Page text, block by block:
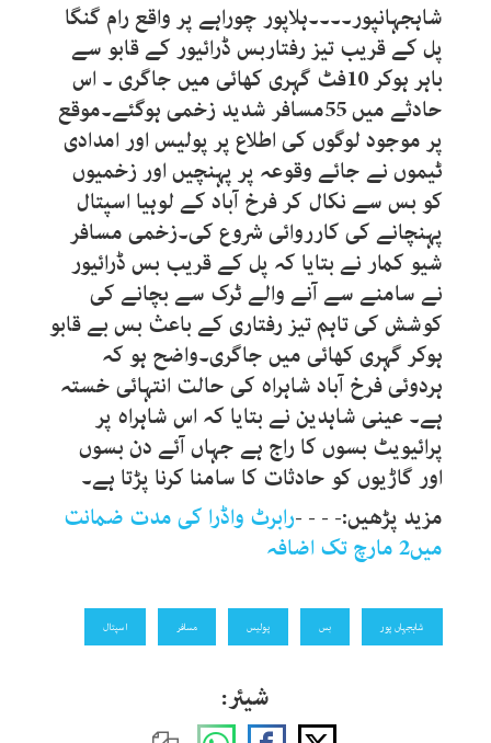
شاہجہانپور۔۔۔۔ہلاپور چوراہے پر واقع رام گنگا
پل کے قریب تیز رفتاربس ڈرائیور کے قابو سے
باہر ہوکر 10فٹ گہری کھائی میں جاگری ۔ اس
حادثے میں 55مسافر شدید زخمی ہوگئے۔موقع
پر موجود لوگوں کی اطلاع پر پولیس اور امدادی
ٹیموں نے جائے وقوعہ پر پہنچیں اور زخمیوں
کو بس سے نکال کر فرخ آباد کے لوہیا اسپتال
پہنچانے کی کارروائی شروع کی۔زخمی مسافر
شیو کمار نے بتایا کہ پل کے قریب بس ڈرائیور
نے سامنے سے آنے والے ٹرک سے بچانے کی
کوشش کی تاہم تیز رفتاری کے باعث بس بے قابو
ہوکر گہری کھائی میں جاگری۔واضح ہو کہ
ہردوئی فرخ آباد شاہراہ کی حالت انتہائی خستہ
ہے۔ عینی شاہدین نے بتایا کہ اس شاہراہ پر
پرائیویٹ بسوں کا راج ہے جہاں آئے دن بسوں
اور گاڑیوں کو حادثات کا سامنا کرنا پڑتا ہے۔
مزید پڑھیں:- - - -رابرٹ واڈرا کی مدت ضمانت
میں2 مارچ تک اضافہ
شاہجہاں پور بس پولیس مسافر اسپتال
شیئر: